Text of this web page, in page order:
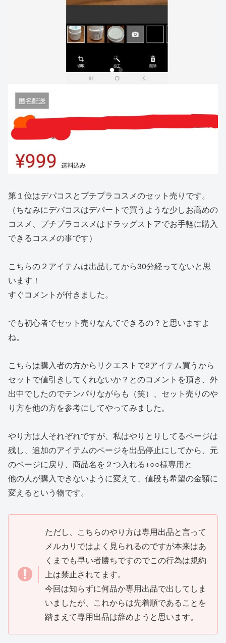
第１位はデパコスとプチプラコスメのセット売りです。
（ちなみにデパコスはデパートで買うような少しお高めの
コスメ、プチプラコスメはドラッグストアでお手軽に購入
できるコスメの事です）
こちらの２アイテムは出品してから30分経ってないと思
います！
すぐコメントが付きました。
でも初心者でセット売りなんてできるの？と思いますよ
ね。
こちらは購入者の方からリクエストで2アイテム買うから
セットで値引きしてくれないか？とのコメントを頂き、外
出中でしたのでテンパりながらも（笑）、セット売りのや
り方を他の方を参考にしてやってみました。
やり方は人それぞれですが、私はやりとりしてるページは
残し、追加のアイテムのページを出品停止にしてから、元
のページに戻り、商品名を２つ入れる+○○様専用と
他の人が購入できないように変えて、値段も希望の金額に
変えるという物です。
ただし、こちらのやり方は専用出品と言って
メルカリではよく見られるのですが本来はあ
くまでも早い者勝ちですのでこの行為は規約
上は禁止されてます。
今回は知らずに何品か専用出品で出してしま
いましたが、これからは先着順であることを
踏まえて専用出品は辞めようと思います。